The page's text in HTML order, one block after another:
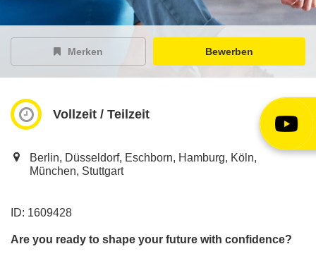
EY Joblight
Merken Bewerben
Vollzeit / Teilzeit
Berlin, Düsseldorf, Eschborn, Hamburg, Köln,
München, Stuttgart
ID: 1609428
Are you ready to shape your future with confidence?